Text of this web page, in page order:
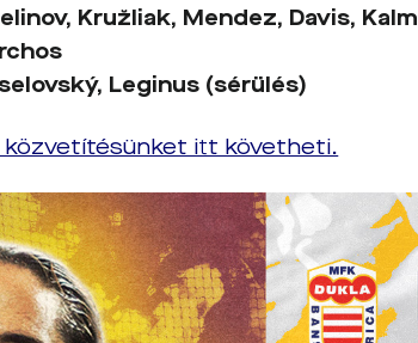
Kružliak, Mendez, Davis,
Leginus (sérülés)
közvetítésünket itt követheti.